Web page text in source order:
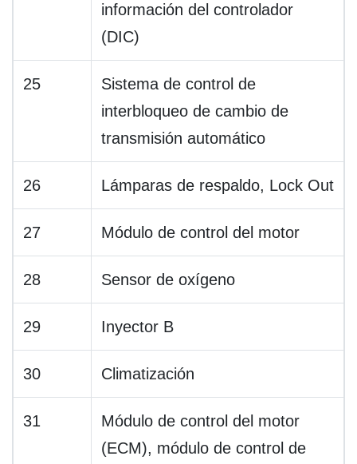
información del controlador
(DIC)
25
Sistema de control de
interbloqueo de cambio de
transmisión automático
26 Lámparas de respaldo, Lock Out
27 Módulo de control del motor
28 Sensor de oxígeno
29 Inyector B
30 Climatización
31
Módulo de control del motor
(ECM), módulo de control de